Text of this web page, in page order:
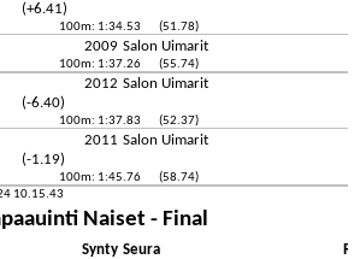
(+6.41)
100m: 1:34.53 (51.78)
2009 Salon Uimarit
100m: 1:37.26 (55.74)
2012 Salon Uimarit
(-6.40)
100m: 1:37.83 (52.37)
2011 Salon Uimarit
(-1.19)
100m: 1:45.76
(58.74)
10.15.43
Naiset - Final
Synty Seura